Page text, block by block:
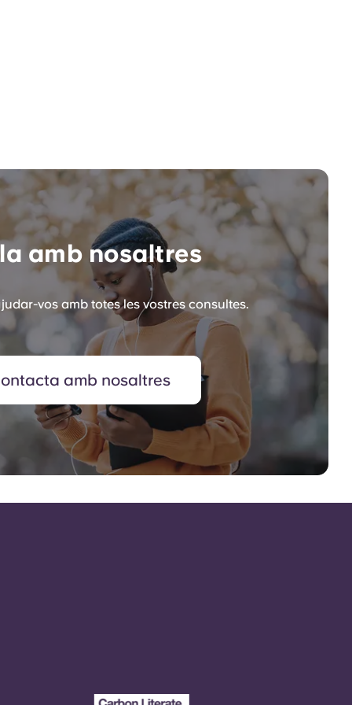
amb nosaltres
vos amb totes les vostres consultes.
amb nosaltres